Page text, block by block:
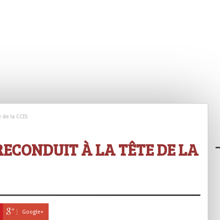
la CCIS
À LA TÊTE DE LA
Google+